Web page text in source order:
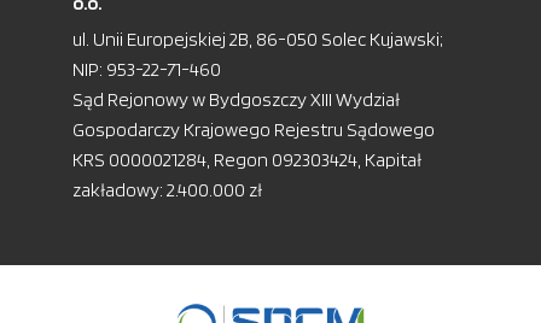
ul. Unii Europejskiej 2B, 86-050 Solec Kujawski;
NIP: 953-22-71-460
Sąd Rejonowy w Bydgoszczy XIII Wydział
Gospodarczy Krajowego Rejestru Sądowego
KRS 0000021284, Regon 092303424, Kapitał
zakładowy: 2.400.000 zł